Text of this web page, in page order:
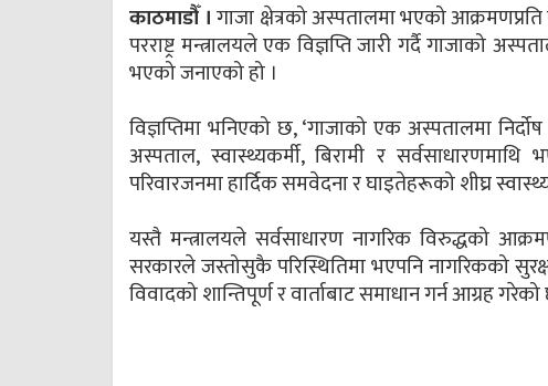
काठमाडौँ ।गाजा क्षेत्रको अस्पतालमा भएको
परराष्ट्र मन्त्रालयले एक विज्ञप्ति जारी गर्दै गाजाको
भएको जनाएको हो ।
विज्ञप्तिमा भनिएको छ, ‘गाजाको एक अस्पतालमा
अस्पताल, स्वास्थ्यकर्मी, बिरामी र
परिवारजनमा हार्दिक समवेदना र घाइतेहरूको शीघ्र
यस्तै मन्त्रालयले सर्वसाधारण नागरिक विरुद्धको
सरकारले जस्तोसुकै परिस्थितिमा भएपनि नागरिकको
विवादको शान्तिपूर्ण र वार्ताबाट समाधान गर्न आग्रह